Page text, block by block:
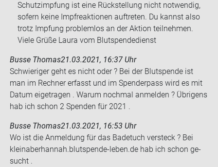
Schutzimpfung ist eine Rückstellung nicht notwendig,
sofern keine Impfreaktionen auftreten. Du kannst also
trotz Impfung problemlos an der Aktion teilnehmen.
Viele Grüße Laura vom Blutspendedienst
Busse Thomas21.03.2021, 16:37 Uhr
Schwie­ri­ger geht es nicht oder ? Bei der Blut­spen­de ist
man im Rech­ner er­fasst und im Spen­der­pass wird es mit
Datum ei­getra­gen . Warum noch­mal an­mel­den ? Üb­ri­gens
hab ich schon 2 Spen­den für 2021 .
Busse Thomas21.03.2021, 16:53 Uhr
Wo ist die An­mel­dung für das Ba­de­tuch ver­steck ? Bei
kleinaber­han­nah.blutspende-​leben.de hab ich schon ge­
sucht .